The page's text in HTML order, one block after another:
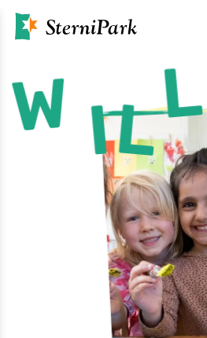
W ILL